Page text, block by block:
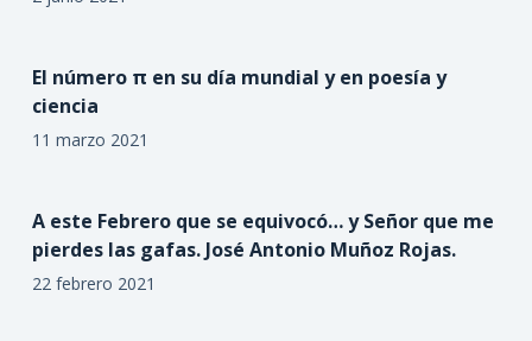
El número π en su día mundial y en poesía y
ciencia
11 marzo 2021
A este Febrero que se equivocó… y Señor que me
pierdes las gafas. José Antonio Muñoz Rojas.
22 febrero 2021